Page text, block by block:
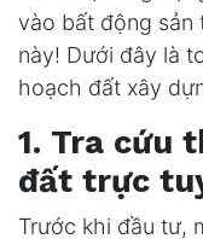
vào bất động sản
này! Dưới đây là
hoạch đất xây
1. Tra cứu
đất trực
Trước khi đầu tư,